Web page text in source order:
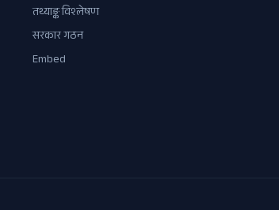
तथ्याङ्क विश्लेषण
सरकार गठन
Embed